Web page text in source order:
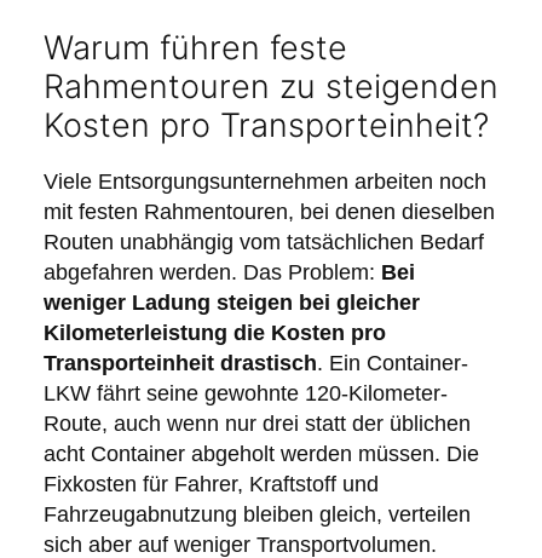
Warum führen feste
Rahmentouren zu steigenden
Kosten pro Transporteinheit?
Viele Entsorgungsunternehmen arbeiten noch
mit festen Rahmentouren, bei denen dieselben
Routen unabhängig vom tatsächlichen Bedarf
abgefahren werden. Das Problem: Bei
weniger Ladung steigen bei gleicher
Kilometerleistung die Kosten pro
Transporteinheit drastisch. Ein Container-
LKW fährt seine gewohnte 120-Kilometer-
Route, auch wenn nur drei statt der üblichen
acht Container abgeholt werden müssen. Die
Fixkosten für Fahrer, Kraftstoff und
Fahrzeugabnutzung bleiben gleich, verteilen
sich aber auf weniger Transportvolumen.